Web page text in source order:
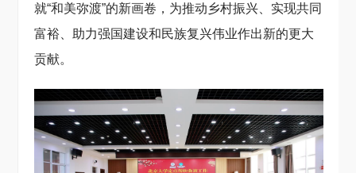
就“和美弥渡”的新画卷，为推动乡村振兴、实现共同
富裕、助力强国建设和民族复兴伟业作出新的更大
贡献。